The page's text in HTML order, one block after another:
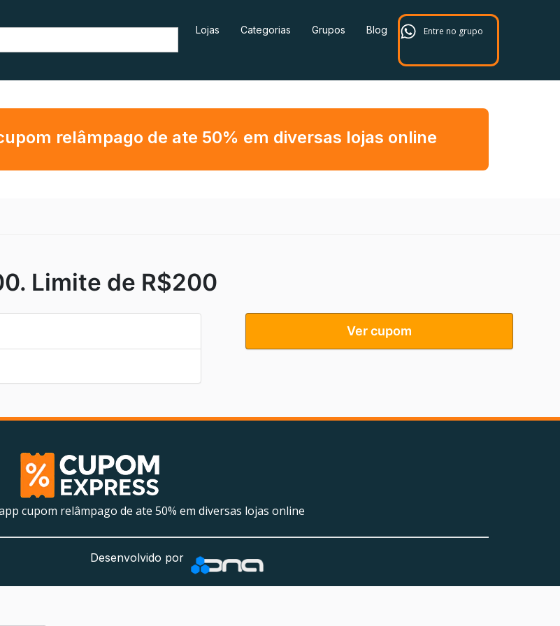
Lojas Categorias Grupos Blog Entre no grupo
relâmpago de ate 50% em diversas lojas online
Limite de R$200
Ver cupom
cupom relâmpago de ate 50% em diversas lojas online
Desenvolvido por